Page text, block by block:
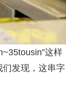
这样
们发现，这串字